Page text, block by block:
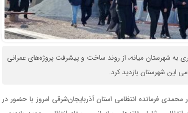
به شهرستان میانه، از روند ساخت و پیشرفت پروژه‌های عمرانی
این شهرستان بازدید کرد.
محمدی فرمانده انتظامی استان آذربایجان‌شرقی امروز با حضور در